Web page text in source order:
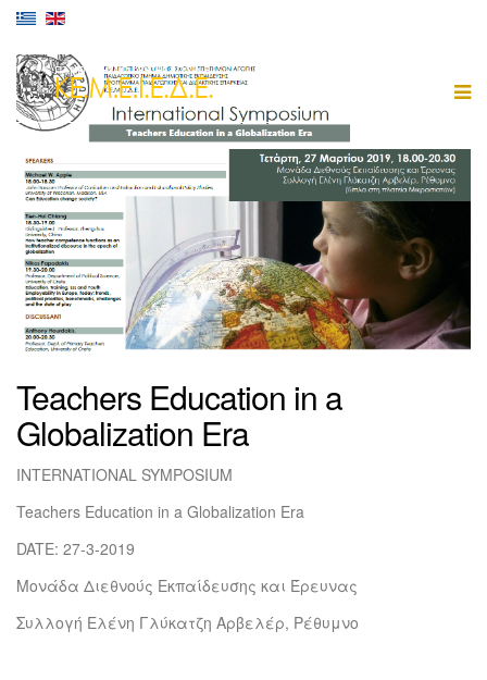
Teachers Education in a
Globalization Era
INTERNATIONAL SYMPOSIUM
Teachers Education in a Globalization Era
DATE: 27-3-2019
Μονάδα Διεθνούς Εκπαίδευσης και Έρευνας
Συλλογή Ελένη Γλύκατζη Αρβελέρ, Ρέθυμνο